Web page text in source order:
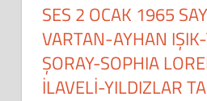
SES 2 OCAK 1965
VARTAN-AYHAN
ŞORAY-SOPHIA
İLAVELİ-YILDIZLAR